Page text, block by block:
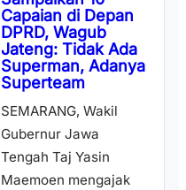
Capaian di Depan
DPRD, Wagub
Jateng: Tidak Ada
Superman, Adanya
Superteam
SEMARANG, Wakil
Gubernur Jawa
Tengah Taj Yasin
Maemoen mengajak